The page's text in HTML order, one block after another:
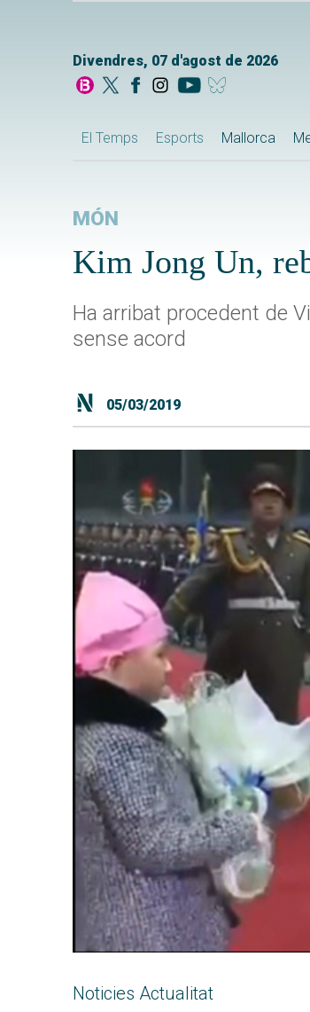
Divendres, 07 d'agost de 2026
El Temps Esports Mallorca
MÓN
Kim Jong Un,
Ha arribat procedent de
sense acord
05/03/2019
Noticies Actualitat